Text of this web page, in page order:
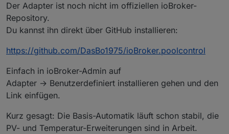
Der Adapter ist noch nicht im offiziellen ioBroker-
Repository.
Du kannst ihn direkt über GitHub installieren:
https://github.com/DasBo1975/ioBroker.poolcontrol
Einfach in ioBroker-Admin auf
Adapter → Benutzerdefiniert installieren gehen und den
Link einfügen.
Kurz gesagt: Die Basis-Automatik läuft schon stabil, die
PV- und Temperatur-Erweiterungen sind in Arbeit.